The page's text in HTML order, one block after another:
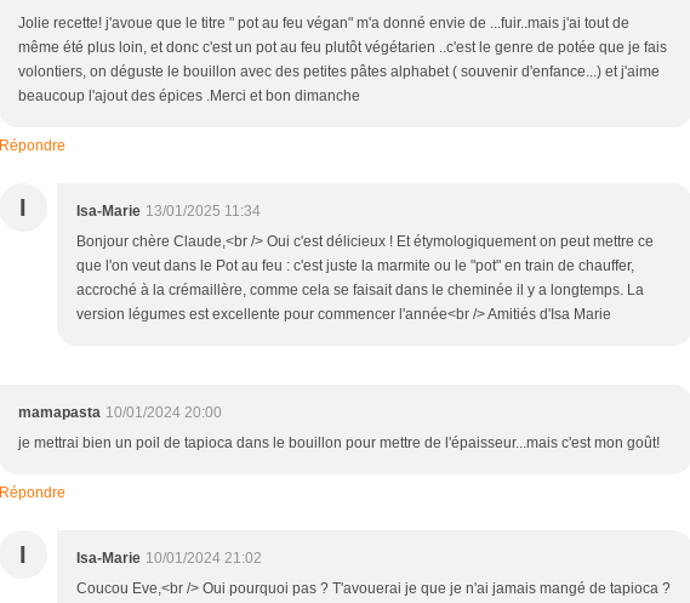
Jolie recette! j'avoue que le titre " pot au feu végan" m'a donné envie de ...fuir..mais j'ai tout de
même été plus loin, et donc c'est un pot au feu plutôt végétarien ..c'est le genre de potée que je fais
volontiers, on déguste le bouillon avec des petites pâtes alphabet ( souvenir d'enfance...) et j'aime
beaucoup l'ajout des épices .Merci et bon dimanche
Répondre
I Isa-Marie 13/01/2025 11:34
Bonjour chère Claude,<br /> Oui c'est délicieux ! Et étymologiquement on peut mettre ce
que l'on veut dans le Pot au feu : c'est juste la marmite ou le "pot" en train de chauffer,
accroché à la crémaillère, comme cela se faisait dans le cheminée il y a longtemps. La
version légumes est excellente pour commencer l'année<br /> Amitiés d'Isa Marie
mamapasta 10/01/2024 20:00
je mettrai bien un poil de tapioca dans le bouillon pour mettre de l'épaisseur...mais c'est mon goût!
Répondre
I Isa-Marie 10/01/2024 21:02
Coucou Eve,<br /> Oui pourquoi pas ? T'avouerai je que je n'ai jamais mangé de tapioca ?